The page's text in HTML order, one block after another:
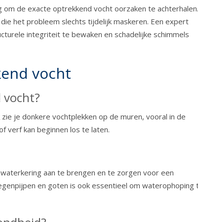
de exacte optrekkend vocht oorzaken te achterhalen.
het probleem slechts tijdelijk maskeren. Een expert
integriteit te bewaken en schadelijke schimmels
vocht
je donkere vochtplekken op de muren, vooral in de
verf kan beginnen los te laten.
aan te brengen en te zorgen voor een
en goten is ook essentieel om waterophoping